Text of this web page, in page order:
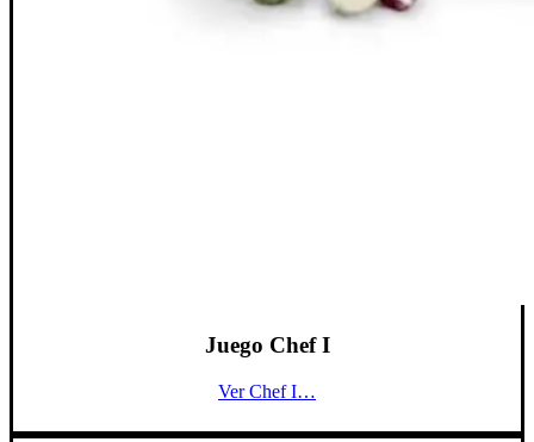
Juego Chef I
Ver Chef I…